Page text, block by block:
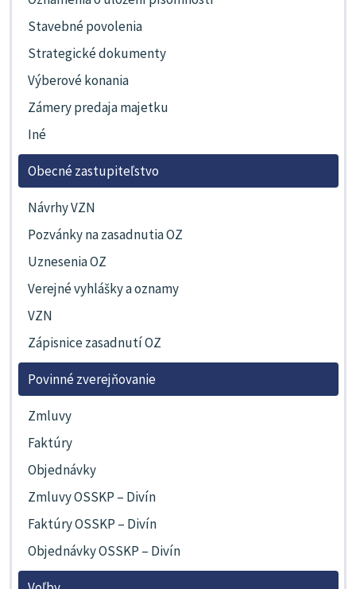
Stavebné povolenia
Strategické dokumenty
Výberové konania
Zámery predaja majetku
Iné
Obecné zastupiteľstvo
Návrhy VZN
Pozvánky na zasadnutia OZ
Uznesenia OZ
Verejné vyhlášky a oznamy
VZN
Zápisnice zasadnutí OZ
Povinné zverejňovanie
Zmluvy
Faktúry
Objednávky
Zmluvy OSSKP – Divín
Faktúry OSSKP – Divín
Objednávky OSSKP – Divín